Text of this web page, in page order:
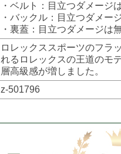
・ベルト：目立つダメージ
・バックル：目立つダメー
・裏蓋：目立つダメージは
ロレックススポーツのフラ
れるロレックスの王道のモ
層高級感が増しました。
z-501796